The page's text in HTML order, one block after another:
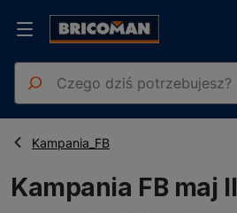
Strona główna
Kampanie
Kampania_FB
Kampania FB maj II
Kampania FB maj II